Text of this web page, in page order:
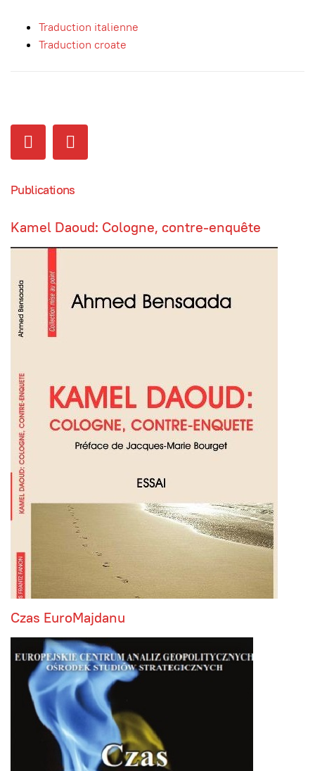
Traduction italienne
Traduction croate
Publications
Kamel Daoud: Cologne, contre-enquête
Czas EuroMajdanu